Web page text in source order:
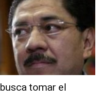
tomar el